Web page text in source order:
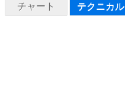
チャート テクニカル